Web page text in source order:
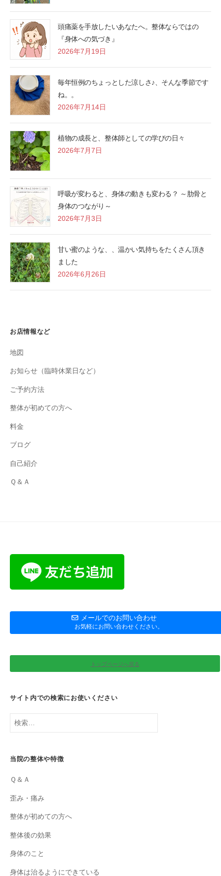
頭痛薬を手放したいあなたへ。整体ならではの
『身体への気づき』
2026年7月19日
毎年恒例のちょっとした涼しさ♪、そんな季節です
ね。。
2026年7月14日
植物の成長と、整体師としての学びの日々
2026年7月7日
呼吸が変わると、身体の動きも変わる？ ～肋骨と
身体のつながり～
2026年7月3日
甘い蜜のような、、温かい気持ちをたくさん頂き
ました
2026年6月26日
お店情報など
地図
お知らせ（臨時休業日など）
ご予約方法
整体が初めての方へ
料金
ブログ
自己紹介
Ｑ＆Ａ
メールでのお問い合わせ
お気軽にお問い合わせください。
トップページへ戻る
サイト内での検索にお使いください
検
当院の整体や特徴
Ｑ＆Ａ
歪み・痛み
整体が初めての方へ
整体後の効果
身体のこと
身体は治るようにできている